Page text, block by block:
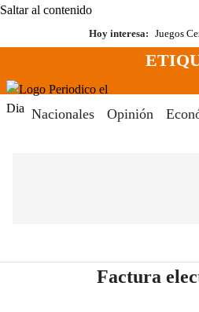
Saltar al contenido
Hoy interesa: Juegos
Menú
Nacionales Opinión
Factura